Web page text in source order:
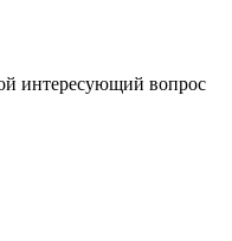
интересующий вопрос